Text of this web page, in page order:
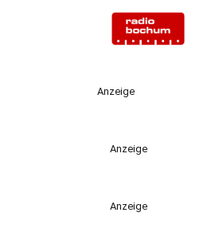
Anzeige
Anzeige
Anzeige